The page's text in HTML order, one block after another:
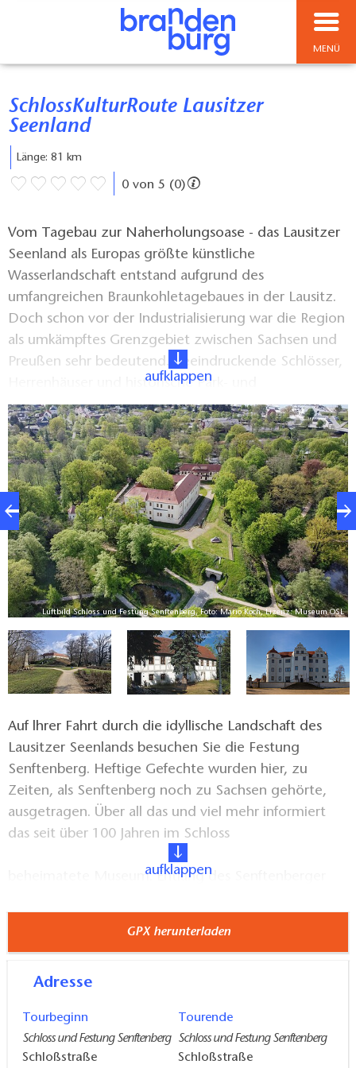
MENÜ
SchlossKulturRoute Lausitzer
Seenland
Länge: 81 km
0 von 5 (0)
Vom Tagebau zur Naherholungsoase - das Lausitzer
Seenland als Europas größte künstliche
Wasserlandschaft entstand aufgrund des
umfangreichen Braunkohletagebaues in der Lausitz.
Doch schon vor der Industrialisierung war die Region
als umkämpftes Grenzgebiet zwischen Sachsen und
Preußen sehr bedeutend. Beeindruckende Schlösser,
Herrenhäuser und historische Park- und
Gartenanlagen entlang der malerischen
Seenlandschaft - entdecken Sie auf der Radtour die
versteckten Schätze der Region. Genießen Sie die
fantastischen Einblicke in fast vergessene
Zeitepochen.
aufklappen
Luftbild Schloss und Festung Senftenberg, Foto: Mario Koch, Lizenz: Museum OSL
Auf lhrer Fahrt durch die idyllische Landschaft des
Lausitzer Seenlands besuchen Sie die Festung
Senftenberg. Heftige Gefechte wurden hier, zu
Zeiten, als Senftenberg noch zu Sachsen gehörte,
ausgetragen. Über all das und viel mehr informiert
das seit über 100 Jahren im Schloss
beheimatete Museum. Entlang des Senftenberger
„Vergissmeinicht“. Geschichte wurde auch hier auf
sächsische König Friedrich August IIl. hier zu Ende
der Novemberrevolution im Jahr 1918 abdankte.
aufklappen
GPX herunterladen
Adresse
Tourbeginn
Schloss und Festung Senftenberg
Schloßstraße
Tourende
Schloss und Festung Senftenberg
Schloßstraße